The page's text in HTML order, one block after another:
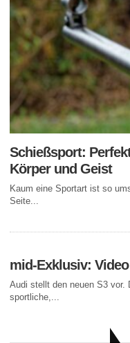
Schießsport:
Körper und Geist
Kaum eine Sportart ist so
Seite...
mid-Exklusiv:
Audi stellt den neuen S3 vor.
sportliche,...